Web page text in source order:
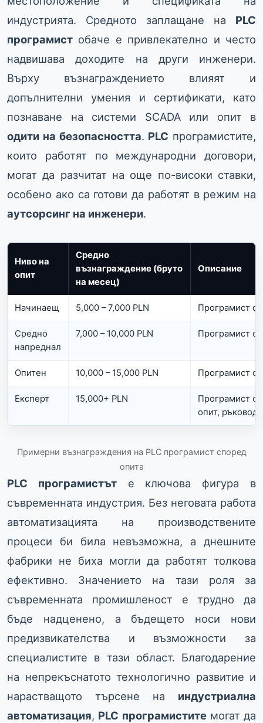
индустрията. Средното заплащане на PLC
програмист обаче е привлекателно и често
надвишава доходите на други инженери.
Върху възнаграждението влияят и
допълнителни умения и сертификати, като
познаване на системи SCADA или опит в
одити на безопасността. PLC програмистите,
които работят по международни договори,
могат да разчитат на още по-високи ставки,
особено ако са готови да работят в режим на
аутсорсинг на инженери.
Ниво на
опит
Средно
възнаграждение (бруто
на месец)
Описание
Начинаещ 5,000 – 7,000 PLN Програмист с
Средно
напреднал
7,000 – 10,000 PLN Програмист с
Опитен 10,000 – 15,000 PLN Програмист с
Експерт 15,000+ PLN
Програмист с
опит,
Примерни възнаграждения на PLC програмист според
опита
PLC програмистъте ключова фигура в
съвременната индустрия. Без неговата работа
автоматизацията на производствените
процеси би била невъзможна, а днешните
фабрики не биха могли да работят толкова
ефективно. Значението на тази роля за
съвременната промишленост е трудно да
бъде надценено, а бъдещето носи нови
предизвикателства и възможности за
специалистите в тази област. Благодарение
на непрекъснатото технологично развитие и
нарастващото търсене на индустриална
автоматизация, PLC програмиститемогат да